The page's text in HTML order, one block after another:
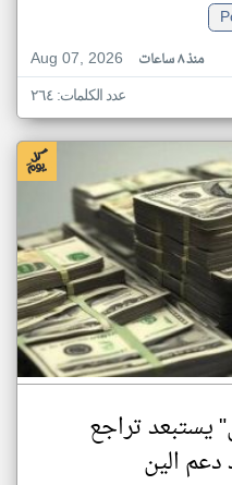
Aug 07, 2026
منذ ٨ ساعات
عدد الكلمات: ٢٦٤
تراجع
دعم الين